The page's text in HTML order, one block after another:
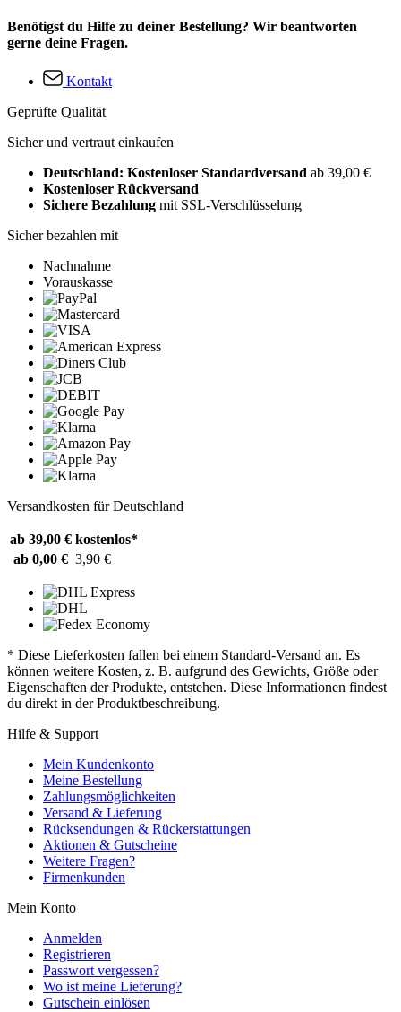
Benötigst du Hilfe zu deiner Bestellung? Wir beantworten
gerne deine Fragen.
Kontakt
Geprüfte Qualität
Sicher und vertraut einkaufen
Deutschland: Kostenloser Standardversand ab 39,00 €
Kostenloser Rückversand
Sichere Bezahlung mit SSL-Verschlüsselung
Sicher bezahlen mit
Nachnahme
Vorauskasse
Versandkosten für Deutschland
ab 39,00 € kostenlos*
ab 0,00 € 3,90 €
* Diese Lieferkosten fallen bei einem Standard-Versand an. Es
können weitere Kosten, z. B. aufgrund des Gewichts, Größe oder
Eigenschaften der Produkte, entstehen. Diese Informationen findest
du direkt in der Produktbeschreibung.
Hilfe & Support
Mein Kundenkonto
Meine Bestellung
Zahlungsmöglichkeiten
Versand & Lieferung
Rücksendungen & Rückerstattungen
Aktionen & Gutscheine
Weitere Fragen?
Firmenkunden
Mein Konto
Anmelden
Registrieren
Passwort vergessen?
Wo ist meine Lieferung?
Gutschein einlösen